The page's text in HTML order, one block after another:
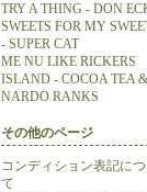
TRY A THING - DON
SWEETS FOR MY
- SUPER CAT
ME NU LIKE RICKERS
ISLAND - COCOA TEA &
NARDO RANKS
その他のページ
コンディション表記に
て